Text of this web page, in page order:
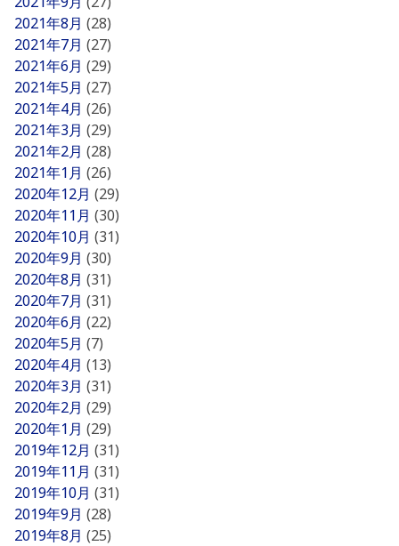
2021年8月 (28)
2021年7月 (27)
2021年6月 (29)
2021年5月 (27)
2021年4月 (26)
2021年3月 (29)
2021年2月 (28)
2021年1月 (26)
2020年12月 (29)
2020年11月 (30)
2020年10月 (31)
2020年9月 (30)
2020年8月 (31)
2020年7月 (31)
2020年6月 (22)
2020年5月 (7)
2020年4月 (13)
2020年3月 (31)
2020年2月 (29)
2020年1月 (29)
2019年12月 (31)
2019年11月 (31)
2019年10月 (31)
2019年9月 (28)
2019年8月 (25)